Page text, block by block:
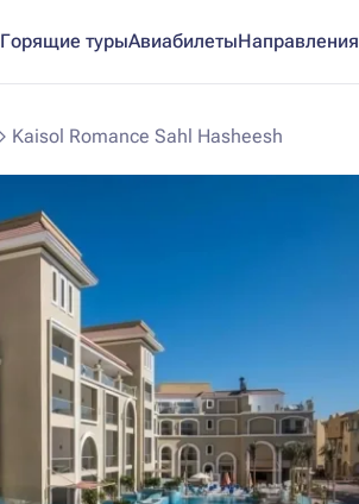
Горящие турыАвиабилетыНаправления
Kaisol Romance Sahl Hasheesh